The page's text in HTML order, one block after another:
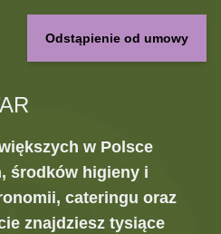
Odstąpienie od umowy
w Polsce
środków higieny i
cateringu oraz
znajdziesz tysiące